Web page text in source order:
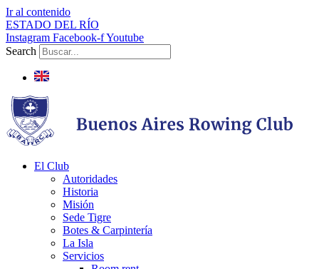
Ir al contenido
ESTADO DEL RÍO
Instagram Facebook-fYoutube
Search
El Club
Autoridades
Historia
Misión
Sede Tigre
Botes & Carpintería
La Isla
Servicios